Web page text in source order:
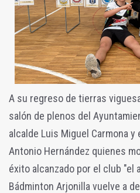
A su regreso de tierras
salón de plenos del
alcalde Luis Miguel Carmona
Antonio Hernández quienes
éxito alcanzado por el club "el
Bádminton Arjonilla vuelve a